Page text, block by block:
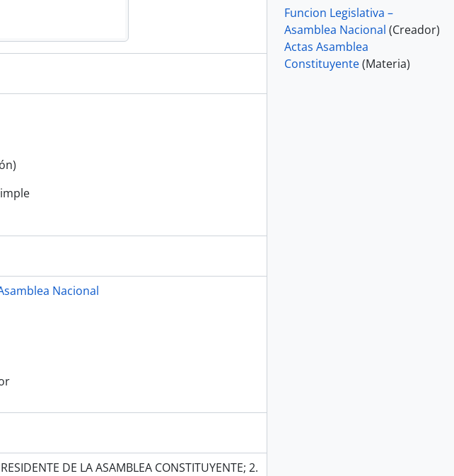
Nacional
DE LA ASAMBLEA CONSTITUYENTE; 2.
Funcion Legislativa –
Asamblea Nacional (Creador)
Actas Asamblea
Constituyente(Materia)